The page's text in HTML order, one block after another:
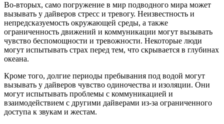
Во-вторых, само погружение в мир подводного мира может
вызывать у дайверов стресс и тревогу. Неизвестность и
непредсказуемость окружающей среды, а также
ограниченность движений и коммуникации могут вызывать
чувство беспомощности и тревожности. Некоторые люди
могут испытывать страх перед тем, что скрывается в глубинах
океана.
Кроме того, долгие периоды пребывания под водой могут
вызывать у дайверов чувство одиночества и изоляции. Они
могут испытывать проблемы с коммуникацией и
взаимодействием с другими дайверами из-за ограниченного
доступа к звукам и жестам.